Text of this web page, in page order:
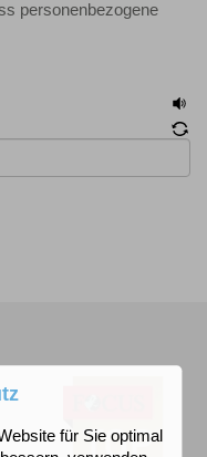
personenbezogene
für Sie optimal